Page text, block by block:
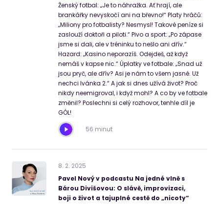
Ženský fotbal: „Je to náhražka. Ať hrají, ale
brankářky nevyskočí ani na břevno!“ Platy hráčů:
„Miliony pro fotbalisty? Nesmysl! Takové peníze si
zaslouží doktoři a piloti.“ Pivo a sport: „Po zápase
jsme si dali, ale v tréninku to nešlo ani dřív.“
Hazard: „Kasino neporazíš. Odejdeš, až když
nemáš v kapse nic.“ Úplatky ve fotbale: „Snad už
jsou pryč, ale dřív? Asi je nám to všem jasné. Už
nechci Ivánka 2.“ A jak si dnes užívá život? Proč
nikdy neemigroval, i když mohl? A co by ve fotbale
změnil? Poslechni si celý rozhovor, tenhle díl je
GÓL!
56 minut
8. 2. 2025
Pavel Nový v podcastu Na jedné vlně s
Bárou Divišovou: O slávě, improvizaci,
boji o život a tajuplné cestě do „nicoty“